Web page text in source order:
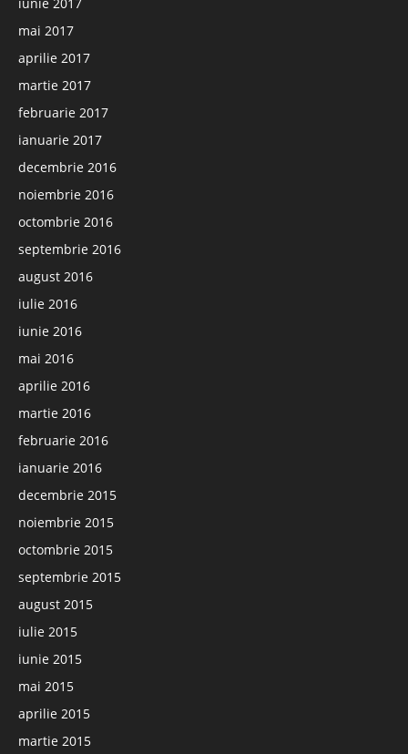
mai 2017
aprilie 2017
martie 2017
februarie 2017
ianuarie 2017
decembrie 2016
noiembrie 2016
octombrie 2016
septembrie 2016
august 2016
iulie 2016
iunie 2016
mai 2016
aprilie 2016
martie 2016
februarie 2016
ianuarie 2016
decembrie 2015
noiembrie 2015
octombrie 2015
septembrie 2015
august 2015
iulie 2015
iunie 2015
mai 2015
aprilie 2015
martie 2015